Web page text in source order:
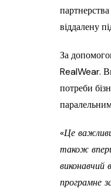
віддалену
За
RealWear.
потреби
«Це
також
виконавчий
програмне